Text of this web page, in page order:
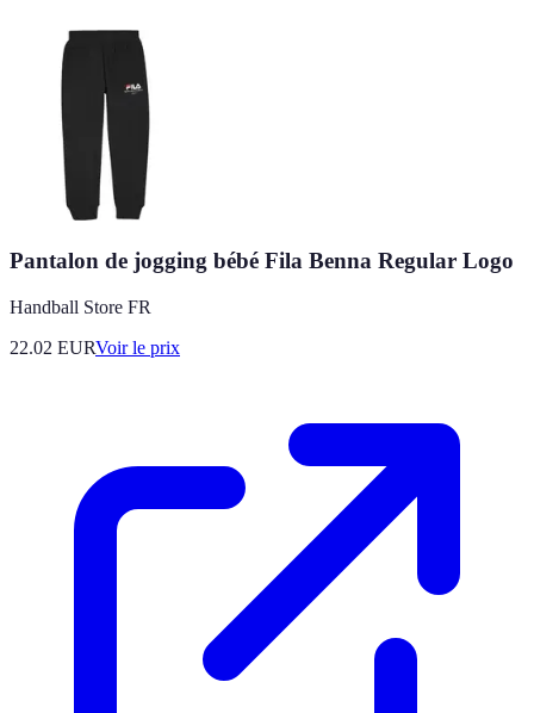
Pantalon de jogging bébé Fila Benna Regular Logo
Handball Store FR
22.02 EURVoir le prix